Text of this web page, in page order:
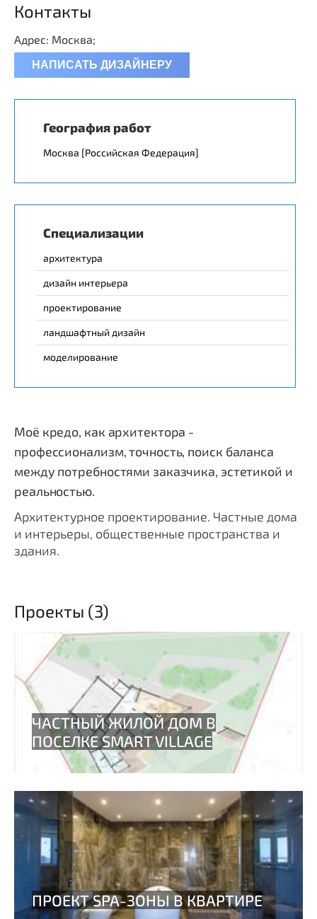
Контакты
Адрес: Москва;
НАПИСАТЬ ДИЗАЙНЕРУ
География работ
Москва [Российская Федерация]
Специализации
архитектура
дизайн интерьера
проектирование
ландшафтный дизайн
моделирование
Моё кредо, как архитектора -
профессионализм, точность, поиск баланса
между потребностями заказчика, эстетикой и
реальностью.
Архитектурное проектирование. Частные дома
и интерьеры, общественные пространства и
здания.
Проекты (3)